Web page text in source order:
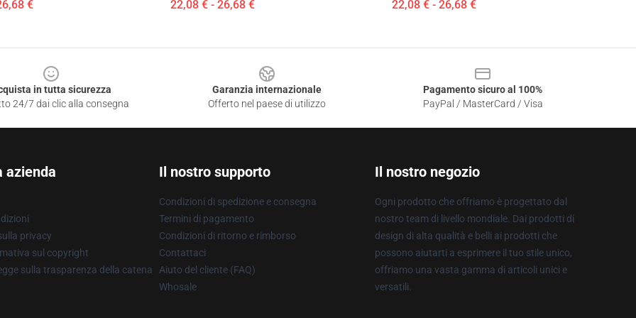
€ 22,08 € - 26,68 € 22,08 € - 26,68 €
in tutta sicurezza
24/7 dai clic alla consegna
Garanzia internazionale
Offerto nel paese di utilizzo
Pagamento sicuro al 100%
PayPal / MasterCard / Visa
azienda
privacy
sul copyright
sulla trasparenza della catena
Il nostro supporto
Condizioni di spedizione e consegna
Termini di pagamento
Condizioni di ritorno e rimborso
Contattaci
Aiuto del cliente (FAQ)
Whosale
Il nostro negozio
Ogni prodotto che offriamo è progettato dal
nostro team di livello mondiale. Dai prodotti di
design di alta qualità e belli ai prodotti che
possono aiutarti a esprimere il tuo stile unico,
offriamo una vasta gamma di articoli unici e
versatili.